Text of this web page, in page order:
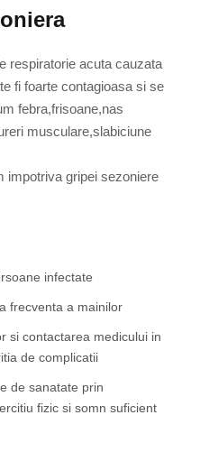
respiratorie acuta cauzata
fi foarte contagioasa si se
febra,frisoane,nas
musculare,slabiciune
impotriva gripei sezoniere
infectate
frecventa a mainilor
si contactarea medicului in
de complicatii
de sanatate prin
fizic si somn suficient